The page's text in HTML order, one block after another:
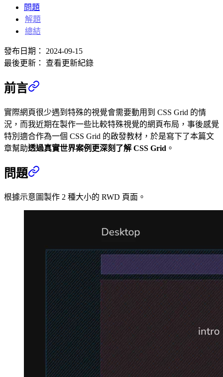
問題
解題
總結
發布日期： 2024-09-15
最後更新：
查看更新紀錄
前言
實際網頁很少遇到特殊的視覺會需要動用到 CSS Grid 的情
況，而我近期在製作一些比較特殊視覺的網頁布局，事後感覺
特別適合作為一個 CSS Grid 的啟發教材，於是寫下了本篇文
章幫助透過真實世界案例更深刻了解 CSS Grid 。
問題
根據示意圖製作 2 種大小的 RWD 頁面。